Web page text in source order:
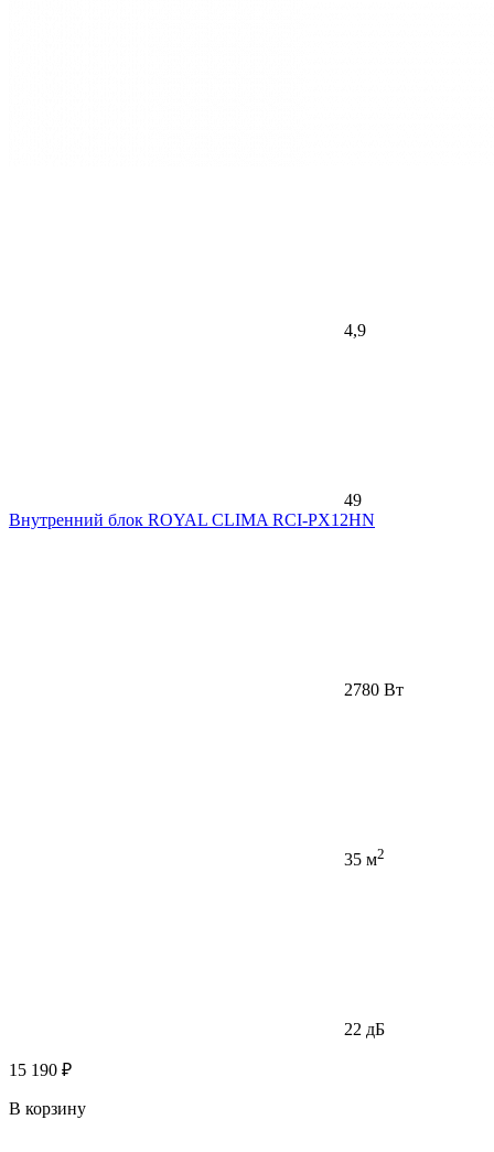
4,9
49
Внутренний блок ROYAL CLIMA RCI-PX12HN
2780 Вт
35 м2
22 дБ
15 190 ₽
В корзину